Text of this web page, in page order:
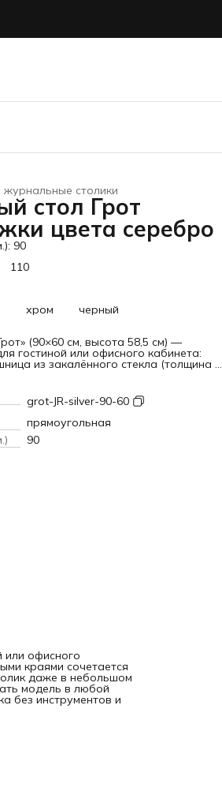
журнальные столики
стол Грот
цвета серебро
90
110
хром
черный
(90×60 см, высота 58,5 см) —
гостиной или офисного кабинета:
из закалённого стекла (толщина 8
сочетается с серебристыми
Компактные размеры позволяют
в небольшом помещении, а
эффект визуальной лёгкости и
в любой интерьер. Столешница
очищается от загрязнений. Простая
и надёжная упаковка с защитным
покупку ещё удобнее.
grot-JR-silver-90-60
прямоугольная
90
или офисного
краями сочетается
даже в небольшом
модель в любой
без инструментов и